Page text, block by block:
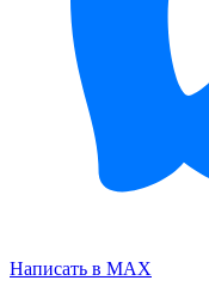
Написать в MAX